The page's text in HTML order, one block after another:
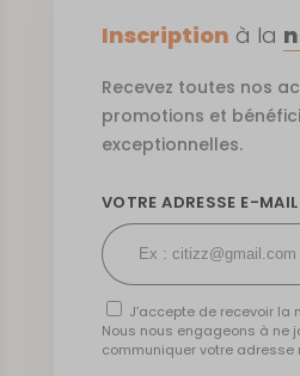
Inscription à la
Recevez toutes nos
promotions et
exceptionnelles.
VOTRE ADRESSE E-MAIL
J’accepte de recevoir la
Nous nous engageons à ne
communiquer votre adresse